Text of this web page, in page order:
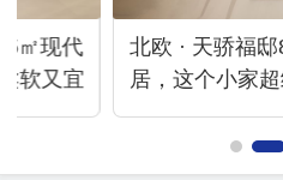
㎡现代
软又宜
北欧 · 天骄福
居，这个小家